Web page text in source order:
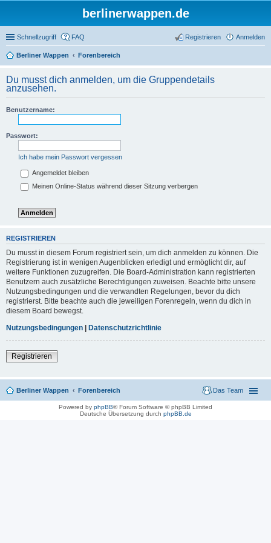
berlinerwappen.de
Schnellzugriff FAQ Anmelden
Registrieren
Berliner Wappen Forenbereich
Du musst dich anmelden, um die Gruppendetails
anzusehen.
Benutzername:
Passwort:
Ich habe mein Passwort vergessen
Angemeldet bleiben
Meinen Online-Status während dieser Sitzung verbergen
REGISTRIEREN
Du musst in diesem Forum registriert sein, um dich anmelden zu können. Die
Registrierung ist in wenigen Augenblicken erledigt und ermöglicht dir, auf
weitere Funktionen zuzugreifen. Die Board-Administration kann registrierten
Benutzern auch zusätzliche Berechtigungen zuweisen. Beachte bitte unsere
Nutzungsbedingungen und die verwandten Regelungen, bevor du dich
registrierst. Bitte beachte auch die jeweiligen Forenregeln, wenn du dich in
diesem Board bewegst.
Nutzungsbedingungen | Datenschutzrichtlinie
Registrieren
Berliner Wappen Forenbereich Das Team
Powered by phpBB® Forum Software © phpBB Limited
Deutsche Übersetzung durch phpBB.de